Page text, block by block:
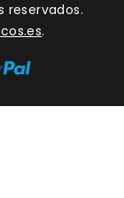
reservados.
.